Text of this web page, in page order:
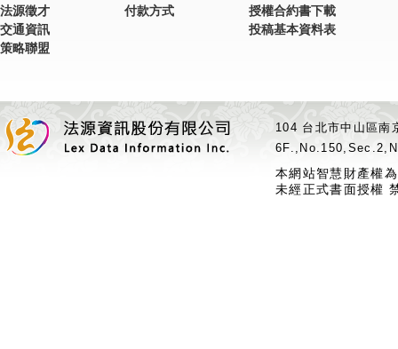
法源徵才
交通資訊
策略聯盟
付款方式
授權合約書下載
投稿基本資料表
104 台北市中山區
本網站智慧財產權
未經正式書面授權